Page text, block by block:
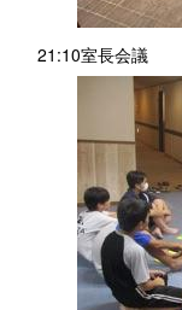
21:10室長会議